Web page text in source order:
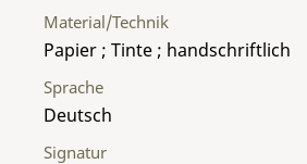
Material/Technik
Papier ; Tinte ; handschriftlich
Sprache
Deutsch
Signatur